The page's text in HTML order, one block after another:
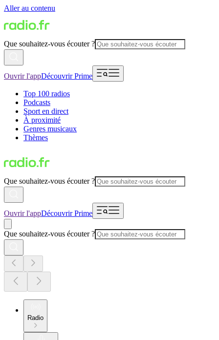
Aller au contenu
Que souhaitez-vous écouter ?
Ouvrir l'appDécouvrir Prime
Top 100 radios
Podcasts
Sport en direct
À proximité
Genres musicaux
Thèmes
Que souhaitez-vous écouter ?
Ouvrir l'appDécouvrir Prime
Que souhaitez-vous écouter ?
Radio